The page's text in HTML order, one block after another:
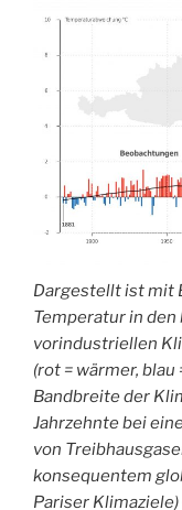
Dargestellt ist mit
Temperatur in
vorindustriellen
(rot = wärmer,
Bandbreite der
Jahrzehnte bei
von
konsequentem
Pariser